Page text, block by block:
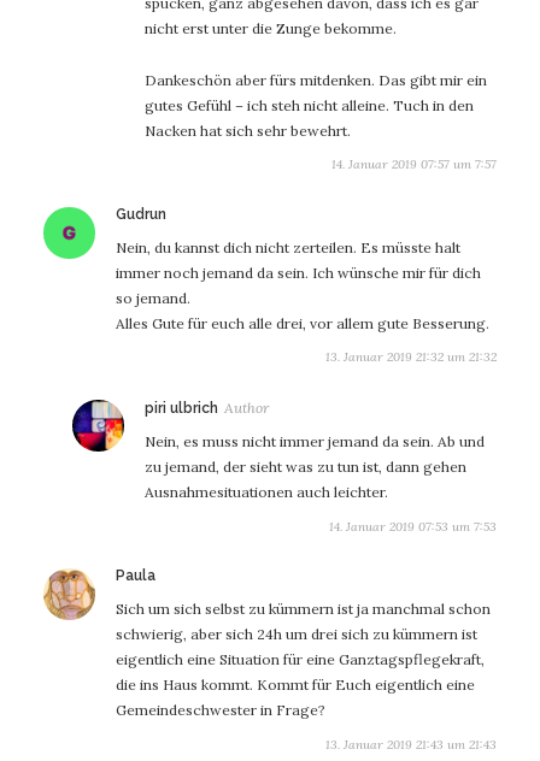
nicht erst unter die Zunge bekomme.
Dankeschön aber fürs mitdenken. Das gibt mir ein
gutes Gefühl – ich steh nicht alleine. Tuch in den
Nacken hat sich sehr bewehrt.
14. Januar 2019 07:57 um 7:57
Gudrun
Nein, du kannst dich nicht zerteilen. Es müsste halt
immer noch jemand da sein. Ich wünsche mir für dich
so jemand.
Alles Gute für euch alle drei, vor allem gute Besserung.
13. Januar 2019 21:32 um 21:32
piri ulbrich sagt:
Nein, es muss nicht immer jemand da sein. Ab und
zu jemand, der sieht was zu tun ist, dann gehen
Ausnahmesituationen auch leichter.
14. Januar 2019 07:53 um 7:53
Paulasagt:
Sich um sich selbst zu kümmern ist ja manchmal schon
schwierig, aber sich 24h um drei sich zu kümmern ist
eigentlich eine Situation für eine Ganztagspflegekraft,
die ins Haus kommt. Kommt für Euch eigentlich eine
Gemeindeschwester in Frage?
13. Januar 2019 21:43 um 21:43